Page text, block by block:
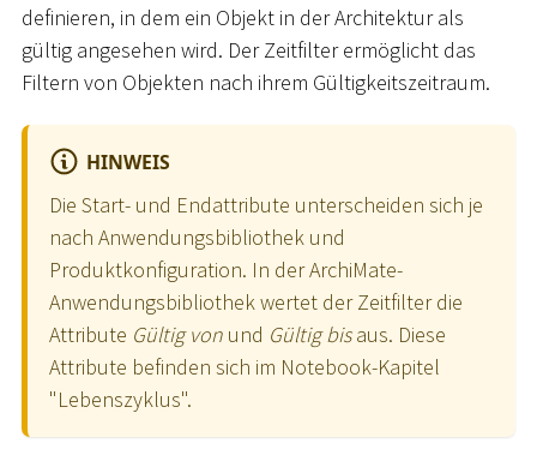
definieren, in dem ein Objekt in der Architektur als
gültig angesehen wird. Der Zeitfilter ermöglicht das
Filtern von Objekten nach ihrem Gültigkeitszeitraum.
HINWEIS
Die Start- und Endattribute unterscheiden sich je
nach Anwendungsbibliothek und
Produktkonfiguration. In der ArchiMate-
Anwendungsbibliothek wertet der Zeitfilter die
Attribute Gültig von und Gültig bisaus. Diese
Attribute befinden sich im Notebook-Kapitel
"Lebenszyklus".